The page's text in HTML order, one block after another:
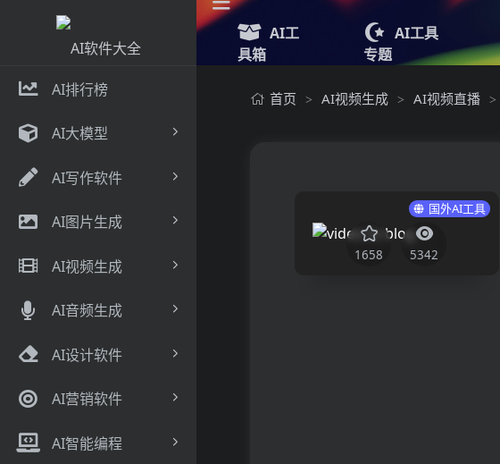
AI排行榜
AI大模型
AI写作软件
AI图片生成
AI视频生成
AI音频生成
AI设计软件
AI营销软件
AI智能编程
AI工
具箱
AI工具
专题
首页 > AI视频生成 > AI视频直播 >
国外AI工具
1658 5342